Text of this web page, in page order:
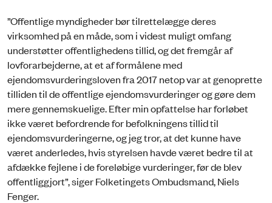
”Offentlige myndigheder bør tilrettelægge deres
virksomhed på en måde, som i videst muligt omfang
understøtter offentlighedens tillid, og det fremgår af
lovforarbejderne, at et af formålene med
ejendomsvurderingsloven fra 2017 netop var at genoprette
tilliden til de offentlige ejendomsvurderinger og gøre dem
mere gennemskuelige. Efter min opfattelse har forløbet
ikke været befordrende for befolkningens tillid til
ejendomsvurderingerne, og jeg tror, at det kunne have
været anderledes, hvis styrelsen havde været bedre til at
afdække fejlene i de foreløbige vurderinger, før de blev
offentliggjort”, siger Folketingets Ombudsmand, Niels
Fenger.